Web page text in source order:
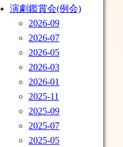
演劇鑑賞会(例会)
2026-09
2026-07
2026-05
2026-03
2026-01
2025-11
2025-09
2025-07
2025-05